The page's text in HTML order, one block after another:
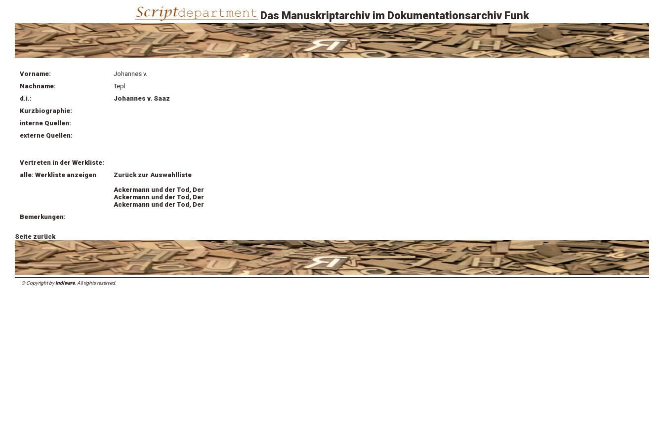
Das Manuskriptarchiv im Dokumentationsarchiv Funk
Vorname:
Johannes v.
Nachname:
Tepl
d.i.:
Johannes v. Saaz
Kurzbiographie:
interne Quellen:
externe Quellen:
Vertreten in der Werkliste:
alle: Werkliste anzeigen
Zurück zur Auswahlliste
Ackermann und der Tod, Der
Ackermann und der Tod, Der
Ackermann und der Tod, Der
Bemerkungen:
Seite zurück
© Copyright byIndiware. All rights reserved.